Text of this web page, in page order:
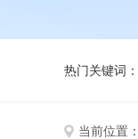
热门关键词：
当前位置：